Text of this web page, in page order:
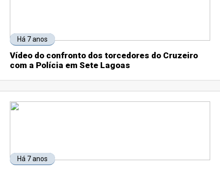
Há 7 anos
Vídeo do confronto dos torcedores do Cruzeiro
com a Polícia em Sete Lagoas
Há 7 anos